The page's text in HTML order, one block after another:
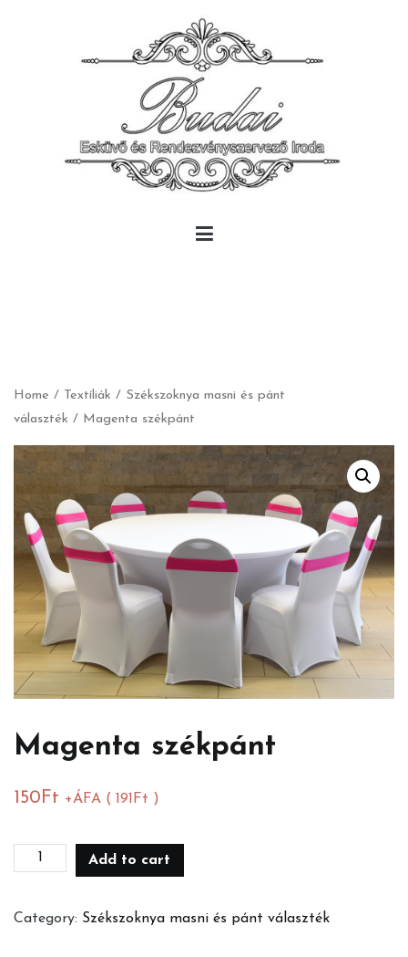
Home / Textíliák / Székszoknya masni és pánt
választék / Magenta székpánt
Magenta székpánt
150 Ft +ÁFA ( 191 Ft )
Magenta
Add to cart
Category: Székszoknya masni és pánt választék